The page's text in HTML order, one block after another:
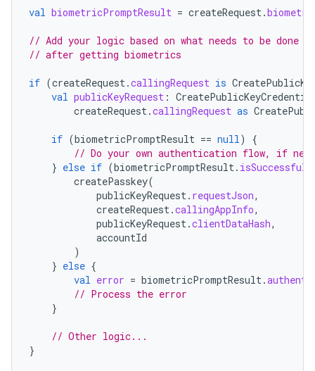
val biometricPromptResult = createRequest.
// Add your logic based on what needs to be done
// after getting biometrics
if (createRequest.callingRequest is
val publicKeyRequest :
createRequest.callingRequest as
if (biometricPromptResult == null)
{
// Do your own authentication flow, if
} else if (biometricPromptResult. isSuccessful
createPasskey(
publicKeyRequest. requestJson,
createRequest.callingAppInfo,
publicKeyRequest.clientDataHash,
accountId
)
} else {
val error = biometricPromptResult.
// Process the error
}
// Other logic...
}